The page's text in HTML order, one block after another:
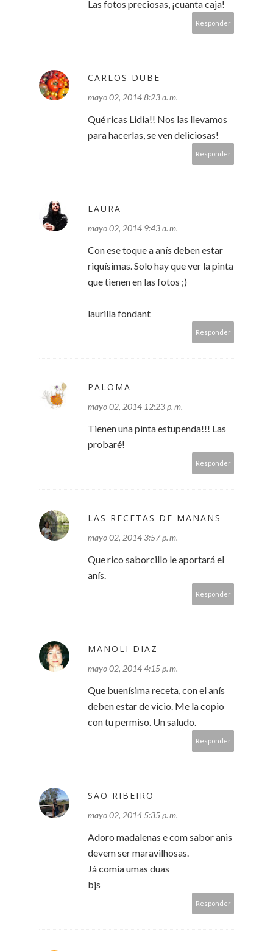
Las fotos preciosas, ¡cuanta caja!
Responder
CARLOS DUBE
mayo 02, 2014 8:23 a. m.
Qué ricas Lidia!! Nos las llevamos
para hacerlas, se ven deliciosas!
Responder
LAURA
mayo 02, 2014 9:43 a. m.
Con ese toque a anís deben estar
riquísimas. Solo hay que ver la pinta
que tienen en las fotos ;)
laurilla fondant
Responder
PALOMA
mayo 02, 2014 12:23 p. m.
Tienen una pinta estupenda!!! Las
probaré!
Responder
LAS RECETAS DE MANANS
mayo 02, 2014 3:57 p. m.
Que rico saborcillo le aportará el
anís.
Responder
MANOLI DIAZ
mayo 02, 2014 4:15 p. m.
Que buenísima receta, con el anís
deben estar de vicio. Me la copio
con tu permiso. Un saludo.
Responder
SÃO RIBEIRO
mayo 02, 2014 5:35 p. m.
Adoro madalenas e com sabor anis
devem ser maravilhosas.
Já comia umas duas
bjs
Responder